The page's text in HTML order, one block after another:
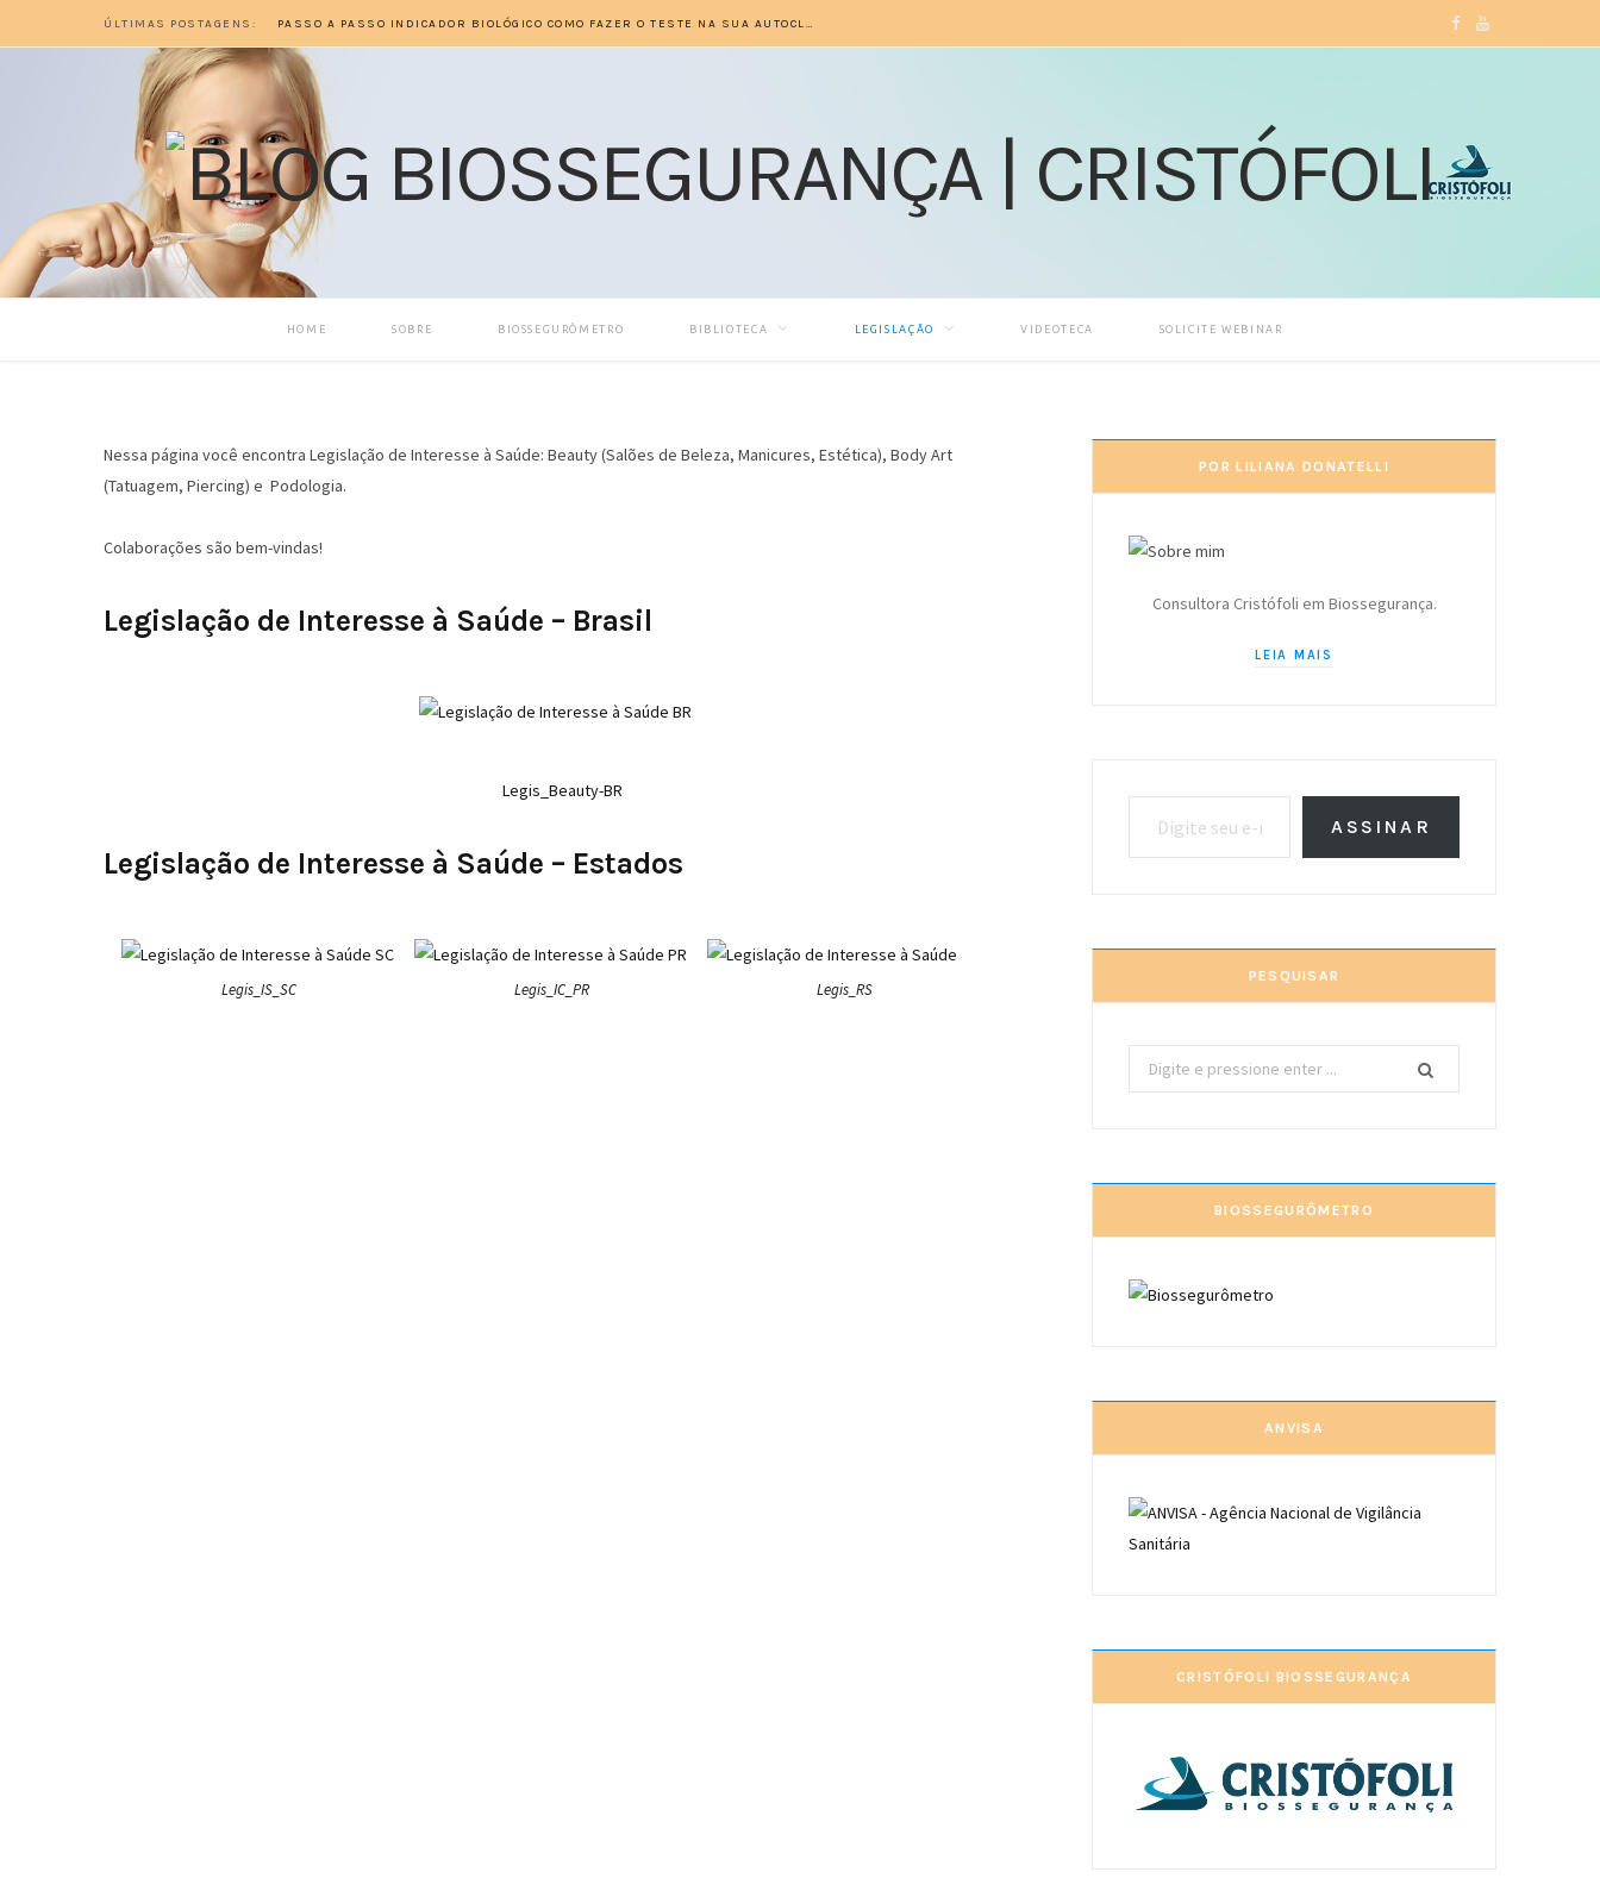
ÚLTIMAS POSTAGENS: PASSO A PASSO INDICADOR BIOLÓGICO COMO FAZER O TESTE NA SUA AUTOCLAVE – F
e
Y
T
HOME SOBRE BIOSSEGURÔMETRO BIBLIOTECA LEGISLAÇÃO VIDEOTECA SOLICITE WEBINAR
Nessa página você encontra Legislação de Interesse à Saúde: Beauty (Salões de Beleza, Manicures, Estética), Body Art
(Tatuagem, Piercing) e Podologia.
Colaborações são bem-vindas!
Legislação de Interesse à Saúde – Brasil
Legis_Beauty-BR
Legislação de Interesse à Saúde – Estados
Legis_IS_SC Legis_IC_PR Legis_RS
POR LILIANA DONATELLI
Consultora Cristófoli em Biossegurança.
LEIA MAIS
Digite seu e-mail…
ASSINAR
PESQUISAR
Procurar
por:
BIOSSEGURÔMETRO
ANVISA
CRISTÓFOLI BIOSSEGURANÇA